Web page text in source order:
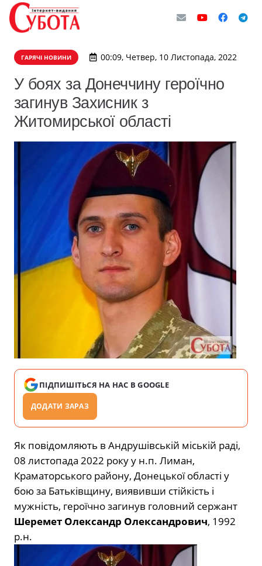
ГАРЯЧІ НОВИНИ 00:09, Четвер, 10 Листопада, 2022
У боях за Донеччину героїчно
загинув Захисник з
Житомирської області
ПІДПИШІТЬСЯ НА НАС В GOOGLE
ДОДАТИ ЗАРАЗ
Як повідомляють в Андрушівській міській раді,
08 листопада 2022 року у н.п. Лиман,
Краматорського району, Донецької області у
бою за Батьківщину, виявивши стійкість і
мужність, героїчно загинув головний сержант
Шеремет Олександр Олександрович, 1992
р.н.